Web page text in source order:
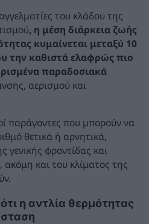
του κλάδου της
, η μέση διάρκεια ζωής
κυμαίνεται μεταξύ 10
την καθιστά ελαφρώς πιο
παραδοσιακά
αερισμού και
παράγοντες που μπορούν να
θετικά ή αρνητικά,
γενικής φροντίδας και
και του κλίματος της
η αντλία θερμότητας